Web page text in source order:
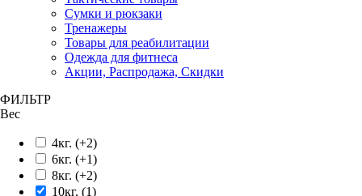
Сумки и рюкзаки
Тренажеры
Товары для реабилитации
Одежда для фитнеса
Акции, Распродажа, Скидки
ФИЛЬТР
Вес
4кг. (+2)
6кг. (+1)
8кг. (+2)
10кг. (1)